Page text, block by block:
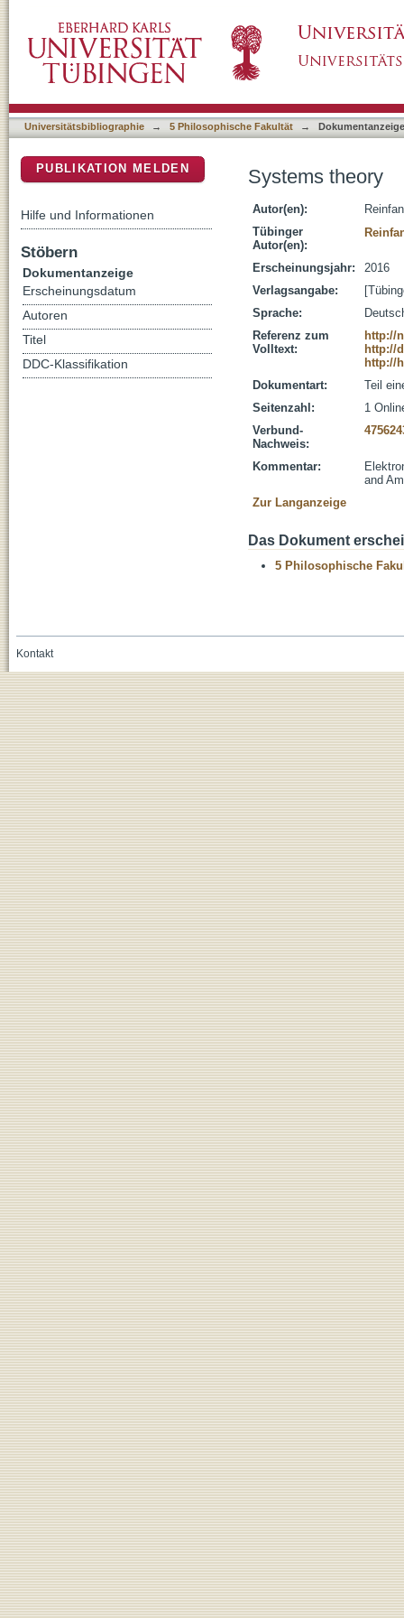
Universitätsbibliographie → 5 Philosophische Fakultät → Dokumentanzeige
Systems theory
Autor(en):
Tübinger
Autor(en):
Erscheinungsjahr:
2016
Verlagsangabe:
Sprache:
Referenz zum
Volltext:
http://
http://
http://
Dokumentart:
Teil
Seitenzahl:
1
Verbund-
Nachweis:
Kommentar:
and
Zur Langanzeige
Das Dokument
5 Philosophische
PUBLIKATION MELDEN
Hilfe und Informationen
Stöbern
Dokumentanzeige
Erscheinungsdatum
Autoren
Titel
DDC-Klassifikation
Kontakt